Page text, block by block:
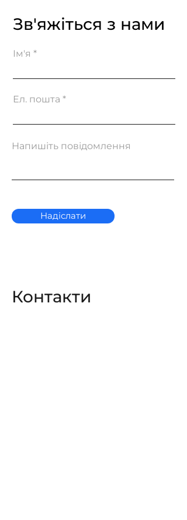
Зв'яжіться з нами
Ім'я
Ел. пошта
Напишіть повідомлення
Надіслати
Контакти